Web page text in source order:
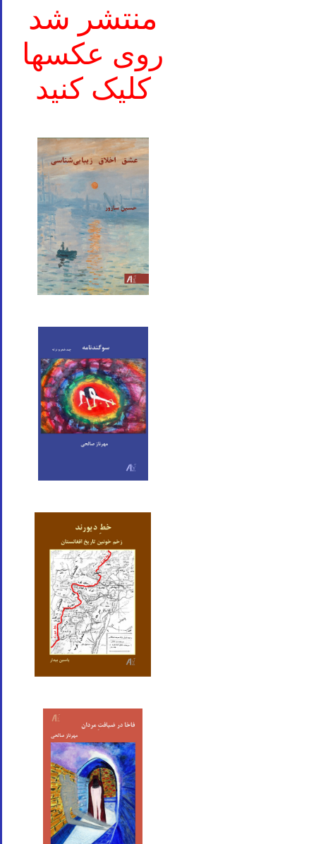
منتشر شد
روی عکسها
کلیک کنید